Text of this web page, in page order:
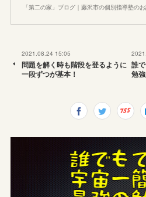
「第二の家」ブログ｜藤沢市の個別指導塾の
2021.08.24 15:05
問題を解く時も階段を登るように
一段ずつが基本！
誰
勉